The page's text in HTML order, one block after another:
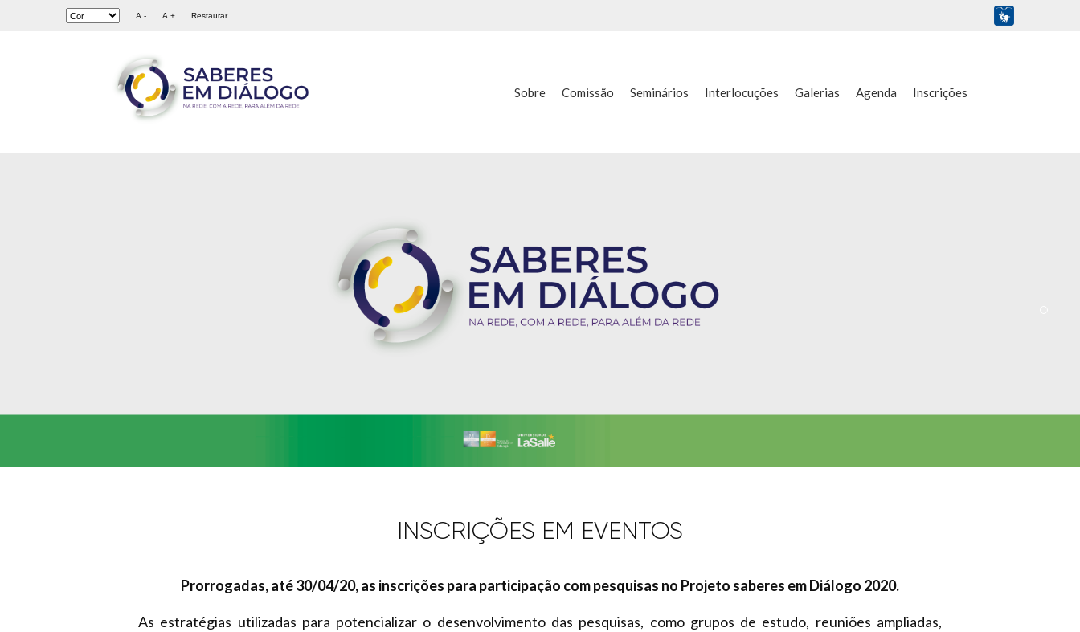
A - A + Restaurar
Sobre Comissão Seminários Interlocuções Galerias Agenda Inscrições
INSCRIÇÕES EM EVENTOS
Prorrogadas, até 30/04/20, as inscrições para participação com pesquisas no Projeto saberes em Diálogo 2020.
As estratégias utilizadas para potencializar o desenvolvimento das pesquisas, como grupos de estudo, reuniões ampliadas,